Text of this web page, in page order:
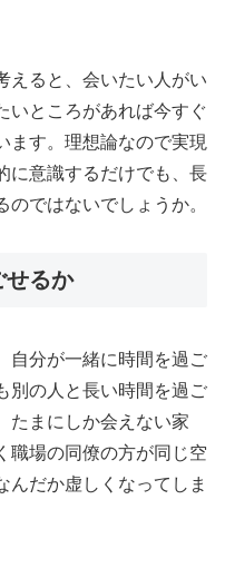
えると、会いたい人がい
いところがあれば今すぐ
ます。理想論なので実現
に意識するだけでも、長
ではないでしょうか。
せるか
自分が一緒に時間を過ご
別の人と長い時間を過ご
たまにしか会えない家
職場の同僚の方が同じ空
んだか虚しくなってしま